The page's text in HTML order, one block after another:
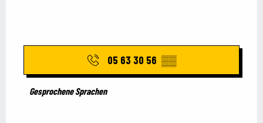
05 63 30 56 ▒▒
Gesprochene Sprachen
Gesprochene Sprachen